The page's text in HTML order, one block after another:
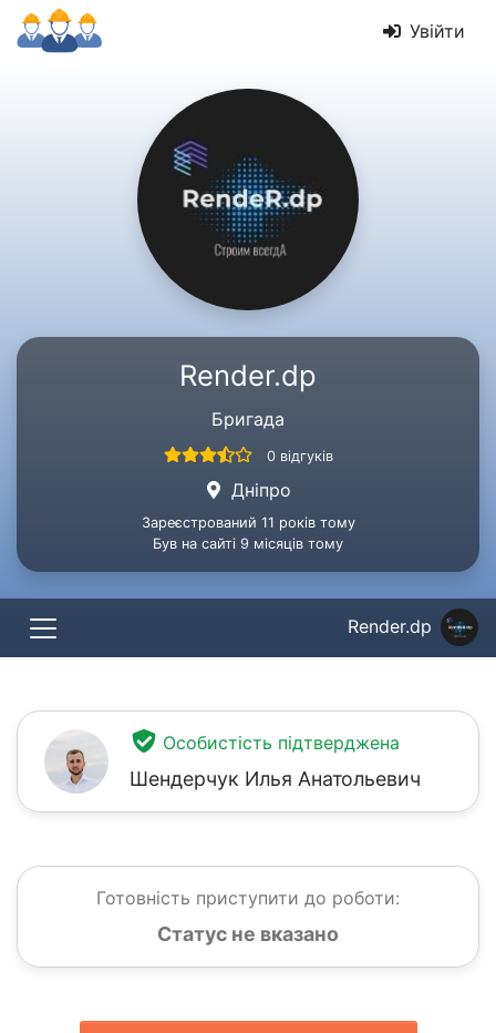
Увійти
Render.dp
Бригада
0 відгуків
Дніпро
Зареєстрований 11 років тому
Був на сайті 9 місяців тому
Render.dp
Особистість підтверджена
Шендерчук Илья Анатольевич
Готовність приступити до роботи:
Статус не вказано